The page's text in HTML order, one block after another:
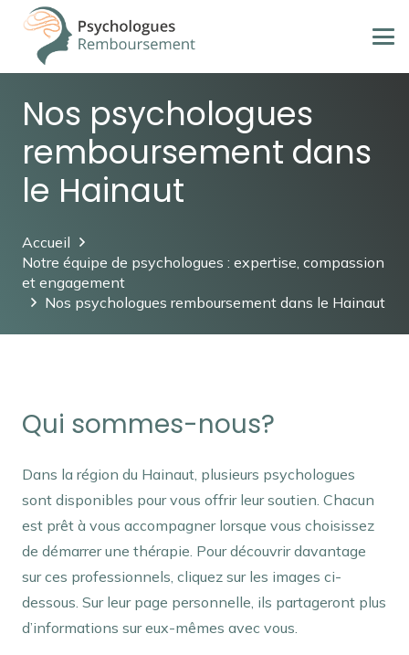
Nos psychologues
remboursement dans
le Hainaut
Accueil
Notre équipe de psychologues : expertise, compassion
et engagement
Nos psychologues remboursement dans le Hainaut
Qui sommes-nous?
Dans la région du Hainaut, plusieurs psychologues
sont disponibles pour vous offrir leur soutien. Chacun
est prêt à vous accompagner lorsque vous choisissez
de démarrer une thérapie. Pour découvrir davantage
sur ces professionnels, cliquez sur les images ci-
dessous. Sur leur page personnelle, ils partageront plus
d’informations sur eux-mêmes avec vous.